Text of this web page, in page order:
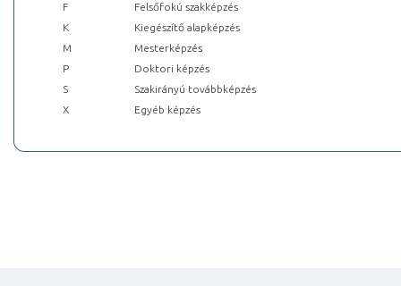
F
Felsőfokú szakképzés
K
Kiegészítő alapképzés
M
Mesterképzés
P
Doktori képzés
S
Szakirányú továbbképzés
X
Egyéb képzés